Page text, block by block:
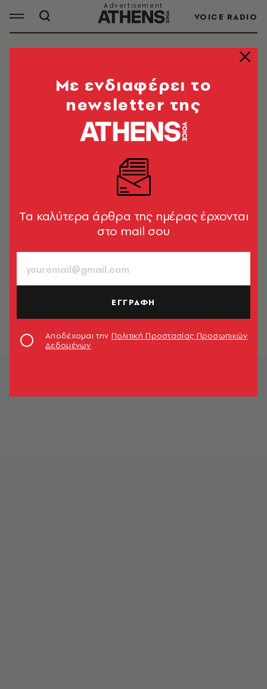
VOICE RADIO
ΗΘΟΠΟΙΟΙ
ΟΛΑ ΤΑ ΑΡΘΡΑ ΤΟΥ TAG
ΕΛΛΑΔΑ
επεισόδιο ο Ανδρέας Μπάρκουλης
Newsroom
TV & MEDIA
Τι πραγματικά καπνίζουν και
(video)
Mε ενδιαφέρει το
newsletter της
Tα καλύτερα άρθρα της ημέρας έρχονται
στο mail σου
ΕΓΓΡΑΦΗ
Αποδέχομαι την Πολιτική Προστασίας Προσωπικών
Δεδομένων